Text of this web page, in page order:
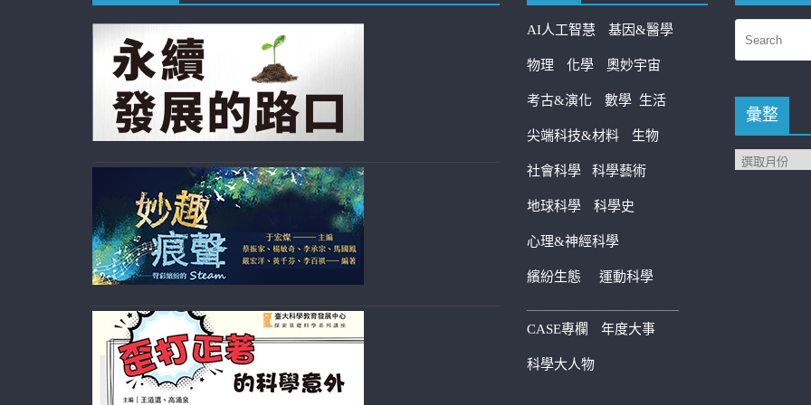
AI人工智慧 基因&醫學
物理 化學 奧妙宇宙
考古&演化 數學 生活
尖端科技&材料 生物
社會科學 科學藝術
地球科學 科學史
心理&神經科學
繽紛生態 運動科學
————————————
CASE專欄 年度大事
科學大人物
彙整